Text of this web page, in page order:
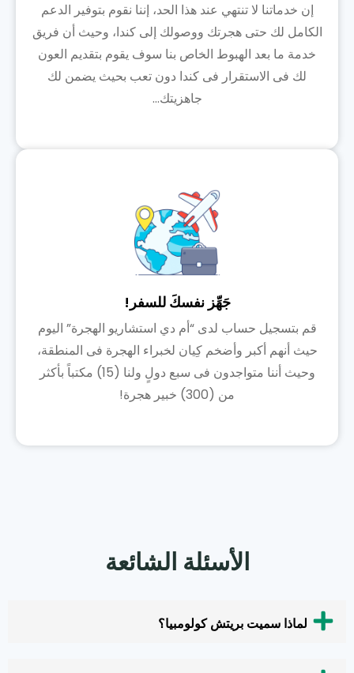
إن خدماتنا لا تنتهي عند هذا الحد، إننا نقوم بتوفير الدعم
الكامل لك حتى هجرتك ووصولك إلى كندا، وحيث أن فريق
خدمة ما بعد الهبوط الخاص بنا سوف يقوم بتقديم العون
لك فى الاستقرار فى كندا دون تعب بحيث يضمن لك
جاهزيتك...
جَهِّز نفسكَ للسفر!
قم بتسجيل حساب لدى “أم دي استشاريو الهجرة” اليوم
حيث أنهم أكبر وأضخم كِيان لخبراء الهجرة فى المنطقة،
وحيث أننا متواجدون فى سبع دولٍ ولنا (15) مكتباً بأكثر
من (300) خبير هجرة!
الأسئلة الشائعة
لماذا سميت بريتش كولومبيا؟